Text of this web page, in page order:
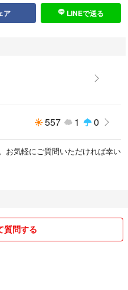
ア LINEで送る
557 1 0
お気軽にご質問いただければ幸い
質問する